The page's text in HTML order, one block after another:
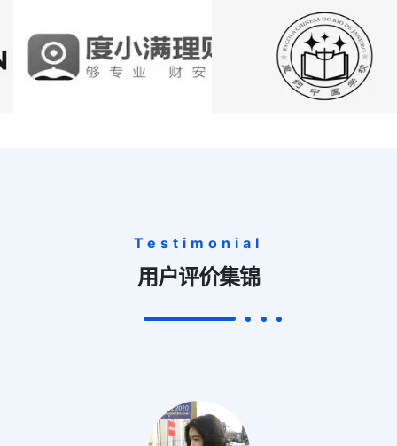
Testimonial
用户评价集锦